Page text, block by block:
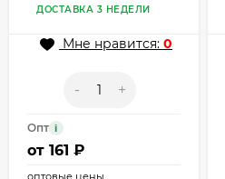
ДОСТАВКА 3 НЕДЕЛИ
Мне нравится: 0
- +
Опт i
от 161 ₽
оптовые цены